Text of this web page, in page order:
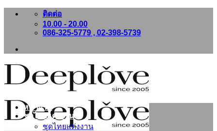
ข้าม
เนื้อหา
ติดต่อ
10.00 - 20.00
086-325-5779 , 02-398-5739
หน้าแรก
ชุดไทยแต่งงาน
ชุดไทยแต่งงาน